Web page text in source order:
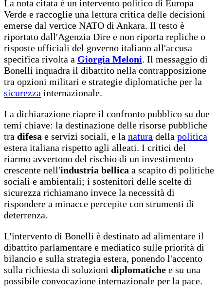
La nota citata è un intervento politico di Europa
Verde e raccoglie una lettura critica delle decisioni
emerse dal vertice NATO di Ankara. Il testo è
riportato dall'Agenzia Dire e non riporta repliche o
risposte ufficiali del governo italiano all'accusa
specifica rivolta a Giorgia Meloni. Il messaggio di
Bonelli inquadra il dibattito nella contrapposizione
tra opzioni militari e strategie diplomatiche per la
sicurezza internazionale.
La dichiarazione riapre il confronto pubblico su due
temi chiave: la destinazione delle risorse pubbliche
tra difesa e servizi sociali, e la natura della politica
estera italiana rispetto agli alleati. I critici del
riarmo avvertono del rischio di un investimento
crescente nell'industria bellica a scapito di politiche
sociali e ambientali; i sostenitori delle scelte di
sicurezza richiamano invece la necessità di
rispondere a minacce percepite con strumenti di
deterrenza.
L'intervento di Bonelli è destinato ad alimentare il
dibattito parlamentare e mediatico sulle priorità di
bilancio e sulla strategia estera, ponendo l'accento
sulla richiesta di soluzioni diplomatiche e su una
possibile convocazione internazionale per la pace.